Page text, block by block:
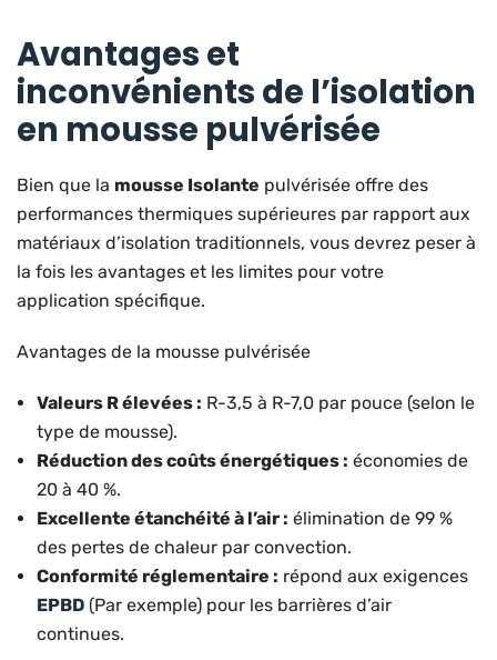
Avantages et
inconvénients de l’isolation
en mousse pulvérisée
Bien que la mousse Isolante pulvérisée offre des
performances thermiques supérieures par rapport aux
matériaux d’isolation traditionnels, vous devrez peser à
la fois les avantages et les limites pour votre
application spécifique.
Avantages de la mousse pulvérisée
Valeurs R élevées : R-3,5 à R-7,0 par pouce (selon le
type de mousse).
Réduction des coûts énergétiques : économies de
20 à 40 %.
Excellente étanchéité à l’air : élimination de 99 %
des pertes de chaleur par convection.
Conformité réglementaire : répond aux exigences
EPBD (Par exemple) pour les barrières d’air
continues.